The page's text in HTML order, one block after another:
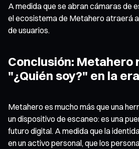
A medida que se abran cámaras de
el ecosistema de Metahero atraerá
de usuarios.
Conclusión: Metahero
"¿Quién soy?" en la
Metahero es mucho más que una
un dispositivo de escaneo: es una
futuro digital. A medida que la
en un activo personal, que los